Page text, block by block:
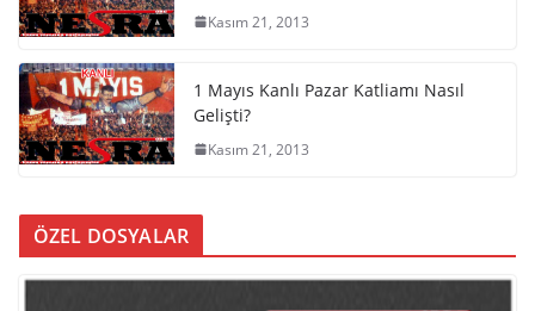
Kasım 21, 2013
1 Mayıs Kanlı Pazar Katliamı Nasıl
Gelişti?
Kasım 21, 2013
ÖZEL DOSYALAR